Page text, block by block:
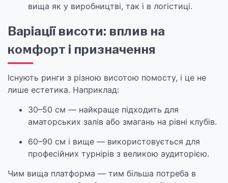
вища як у виробництві, так і в логістиці.
Варіації висоти: вплив на
комфорт і призначення
Існують ринги з різною висотою помосту, і це не
лише естетика. Наприклад:
30–50 см — найкраще підходить для
аматорських залів або змагань на рівні клубів.
60–90 см і вище — використовується для
професійних турнірів з великою аудиторією.
Чим вища платформа — тим більша потреба в